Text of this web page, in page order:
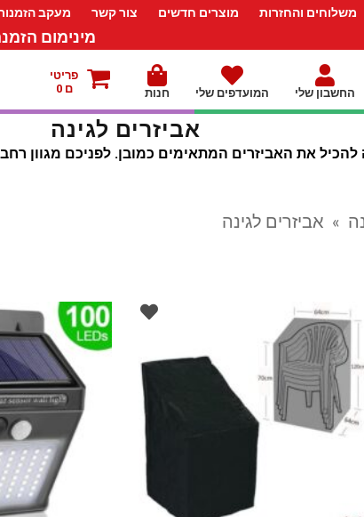
משלוחים והחזרות מוצרים חדשים צור קשר מעקב
מינימום הזמנה 99.99 ש”ח – משלוח חינם ברכישה מעל
החשבון שלי המועדפים שלי חנות
פריטי
ם 0
אביזרים לגינה
את האביזרים המתאימים כמובן. לפניכם מגוון
» אביזרים לגינה